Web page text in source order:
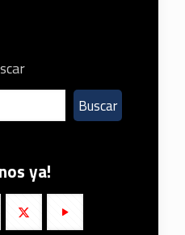
Buscar
ya!